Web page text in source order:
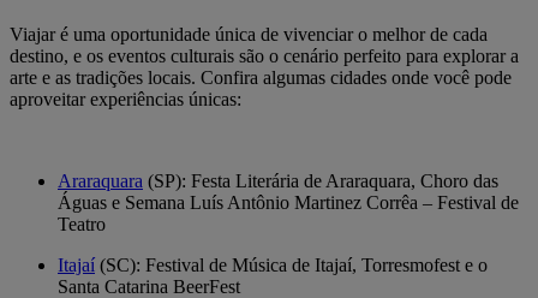
Viajar é uma oportunidade única de vivenciar o melhor de cada
destino, e os eventos culturais são o cenário perfeito para explorar a
arte e as tradições locais. Confira algumas cidades onde você pode
aproveitar experiências únicas:
Araraquara (SP): Festa Literária de Araraquara, Choro das
Águas e Semana Luís Antônio Martinez Corrêa – Festival de
Teatro
Itajaí (SC): Festival de Música de Itajaí, Torresmofest e o
Santa Catarina BeerFest